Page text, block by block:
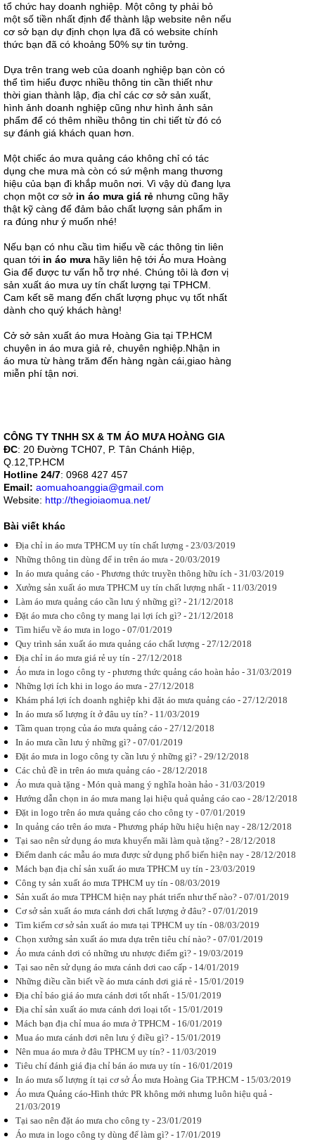
tổ chức hay doanh nghiệp. Một công ty phải bỏ
một số tiền nhất định để thành lập website nên nếu
cơ sở bạn dự định chọn lựa đã có website chính
thức bạn đã có khoảng 50% sự tin tưởng.
Dựa trên trang web của doanh nghiệp bạn còn có
thể tìm hiểu được nhiều thông tin cần thiết như
thời gian thành lập, địa chỉ các cơ sở sản xuất,
hình ảnh doanh nghiệp cũng như hình ảnh sản
phẩm để có thêm nhiều thông tin chi tiết từ đó có
sự đánh giá khách quan hơn.
Một chiếc áo mưa quảng cáo không chỉ có tác
dụng che mưa mà còn có sứ mệnh mang thương
hiệu của bạn đi khắp muôn nơi. Vì vậy dù đang lựa
chọn một cơ sở in áo mưa giá rẻ nhưng cũng hãy
thật kỹ càng để đảm bảo chất lượng sản phẩm in
ra đúng như ý muốn nhé!
Nếu bạn có nhu cầu tìm hiểu về các thông tin liên
quan tới in áo mưa hãy liên hệ tới Áo mưa Hoàng
Gia để được tư vấn hỗ trợ nhé. Chúng tôi là đơn vị
sản xuất áo mưa uy tín chất lượng tại TPHCM.
Cam kết sẽ mang đến chất lượng phục vụ tốt nhất
dành cho quý khách hàng!
Cở sở sản xuất áo mưa Hoàng Gia tại TP.HCM
chuyên in áo mưa giả rẻ, chuyên nghiệp.Nhận in
áo mưa từ hàng trăm đến hàng ngàn cái,giao hàng
miễn phí tận nơi.
CÔNG TY TNHH SX & TM ÁO MƯA HOÀNG GIA
ĐC: 20 Đường TCH07, P. Tân Chánh Hiệp,
Q.12,TP.HCM
Hotline 24/7: 0968 427 457
Email: aomuahoanggia@gmail.com
Website: http://thegioiaomua.net/
Xưởng sản
xuất Áo mưa
Hoàng Gia
Áo mưa in
Áo mưa in
là gì, lợi ích
của áo mưa
in logo mang
có gì nổi bật
? Tại...
Những lợi ích
khi in logo áo
mưa
In logo áo
mưa mang
ích gì ?
in áo mưa
Khám phá lợi
ích doanh
nghiệp khi
Bài viết khác
Địa chỉ in áo mưa TPHCM uy tín chất lượng - 23/03/2019
Những thông tin dùng để in trên áo mưa - 20/03/2019
In áo mưa quảng cáo - Phương thức truyền thông hữu ích - 31/03/2019
Xưởng sản xuất áo mưa TPHCM uy tín chất lượng nhất - 11/03/2019
Làm áo mưa quảng cáo cần lưu ý những gì? - 21/12/2018
Đặt áo mưa cho công ty mang lại lợi ích gì? - 21/12/2018
Tìm hiểu về áo mưa in logo - 07/01/2019
Quy trình sản xuất áo mưa quảng cáo chất lượng - 27/12/2018
Địa chỉ in áo mưa giá rẻ uy tín - 27/12/2018
Áo mưa in logo công ty - phương thức quảng cáo hoàn hảo - 31/03/2019
Những lợi ích khi in logo áo mưa - 27/12/2018
Khám phá lợi ích doanh nghiệp khi đặt áo mưa quảng cáo - 27/12/2018
In áo mưa số lượng ít ở đâu uy tín? - 11/03/2019
Tầm quan trọng của áo mưa quảng cáo - 27/12/2018
In áo mưa cần lưu ý những gì? - 07/01/2019
Đặt áo mưa in logo công ty cần lưu ý những gì? - 29/12/2018
Các chủ đề in trên áo mưa quảng cáo - 28/12/2018
Áo mưa quà tặng - Món quà mang ý nghĩa hoàn hảo - 31/03/2019
Hướng dẫn chọn in áo mưa mang lại hiệu quả quảng cáo cao - 28/12/2018
Đặt in logo trên áo mưa quảng cáo cho công ty - 07/01/2019
In quảng cáo trên áo mưa - Phương pháp hữu hiệu hiện nay - 28/12/2018
Tại sao nên sử dụng áo mưa khuyến mãi làm quà tặng? - 28/12/2018
Điểm danh các mẫu áo mưa được sử dụng phổ biến hiện nay - 28/12/2018
Mách bạn địa chỉ sản xuất áo mưa TPHCM uy tín - 23/03/2019
Công ty sản xuất áo mưa TPHCM uy tín - 08/03/2019
Sản xuất áo mưa TPHCM hiện nay phát triển như thế nào? - 07/01/2019
Cơ sở sản xuất áo mưa cánh dơi chất lượng ở đâu? - 07/01/2019
Tìm kiếm cơ sở sản xuất áo mưa tại TPHCM uy tín - 08/03/2019
Chọn xưởng sản xuất áo mưa dựa trên tiêu chí nào? - 07/01/2019
Áo mưa cánh dơi có những ưu nhược điểm gì? - 19/03/2019
Tại sao nên sử dụng áo mưa cánh dơi cao cấp - 14/01/2019
Những điều cần biết về áo mưa cánh dơi giá rẻ - 15/01/2019
Địa chỉ báo giá áo mưa cánh dơi tốt nhất - 15/01/2019
Địa chỉ sản xuất áo mưa cánh dơi loại tốt - 15/01/2019
Mách bạn địa chỉ mua áo mưa ở TPHCM - 16/01/2019
Mua áo mưa cánh dơi nên lưu ý điều gì? - 15/01/2019
Nên mua áo mưa ở đâu TPHCM uy tín? - 11/03/2019
Tiêu chí đánh giá địa chỉ bán áo mưa uy tín - 16/01/2019
In áo mưa số lượng ít tại cơ sở Áo mưa Hoàng Gia TP.HCM - 15/03/2019
Áo mưa Quảng cáo-Hình thức PR không mới nhưng luôn hiệu quả -
21/03/2019
Tại sao nên đặt áo mưa cho công ty - 23/01/2019
Áo mưa in logo công ty dùng để làm gì? - 17/01/2019